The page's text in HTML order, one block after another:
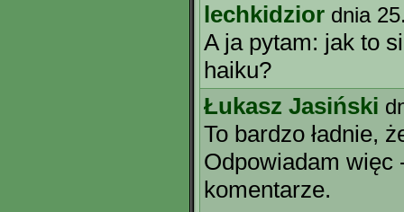
lechkidzior dnia
A ja pytam: jak to
haiku?
Łukasz Jasiński
To bardzo ładnie,
Odpowiadam więc
komentarze.